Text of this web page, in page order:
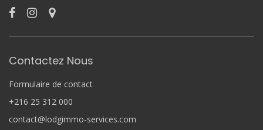
Contactez Nous
Formulaire de contact
+216 25 312 000
contact@lodgimmo-services.com